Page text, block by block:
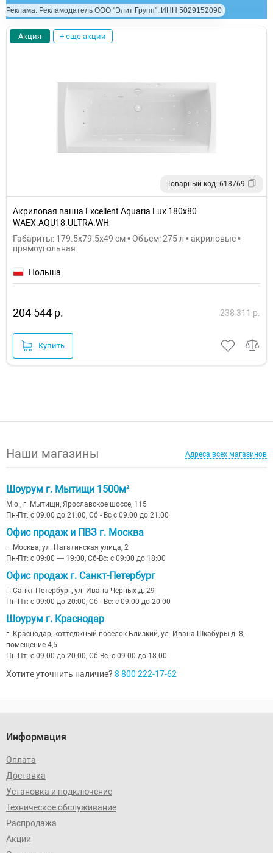
Реклама. Рекламодатель ООО "Элит Групп". ИНН 5029152090
Акция + еще акции
Товарный код: 618769
Акриловая ванна Excellent Aquaria Lux 180x80
WAEX.AQU18.ULTRA.WH
Габариты: 179.5x79.5x49 см • Объем: 275 л • акриловые •
прямоугольная
Польша
204 544 р. 238 311 р.
Купить
Наши магазины Адреса всех магазинов
Шоурум г. Мытищи 1500м²
М.о., г. Мытищи, Ярославское шоссе, 115
Пн-Пт: с 09:00 до 21:00, Сб - Вс с 09:00 до 21:00
Офис продаж и ПВЗ г. Москва
г. Москва, ул. Нагатинская улица, 2
Пн-Пт: с 09:00 — 19:00, Сб-Вс: с 09:00 до 18:00
Офис продаж г. Санкт-Петербург
г. Санкт-Петербург, ул. Ивана Черных д. 29
Пн-Пт: с 09:00 до 20:00, Сб - Вс: с 09:00 до 20:00
Шоурум г. Краснодар
г. Краснодар, коттеджный посёлок Близкий, ул. Ивана Шкабуры д. 8,
помещение 4,5
Пн-Пт: с 09:00 до 20:00, Сб-Вс: с 09:00 до 18:00
Хотите уточнить наличие? 8 800 222-17-62
Информация
Оплата
Доставка
Установка и подключение
Техническое обслуживание
Распродажа
Акции